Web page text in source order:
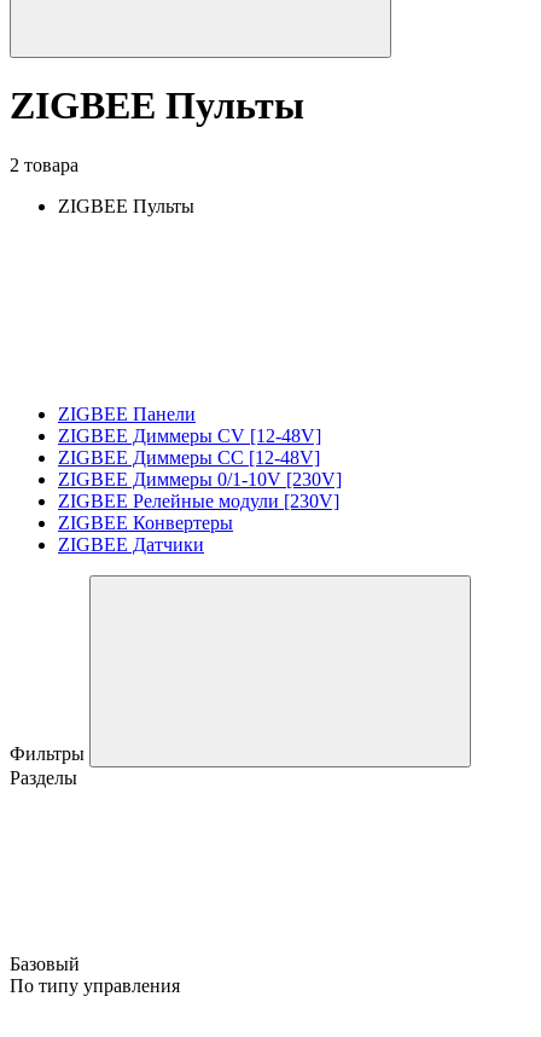
ZIGBEE Пульты
2 товара
ZIGBEE Пульты
ZIGBEE Панели
ZIGBEE Диммеры CV [12-48V]
ZIGBEE Диммеры CC [12-48V]
ZIGBEE Диммеры 0/1-10V [230V]
ZIGBEE Релейные модули [230V]
ZIGBEE Конвертеры
ZIGBEE Датчики
Фильтры
Разделы
Базовый
По типу управления